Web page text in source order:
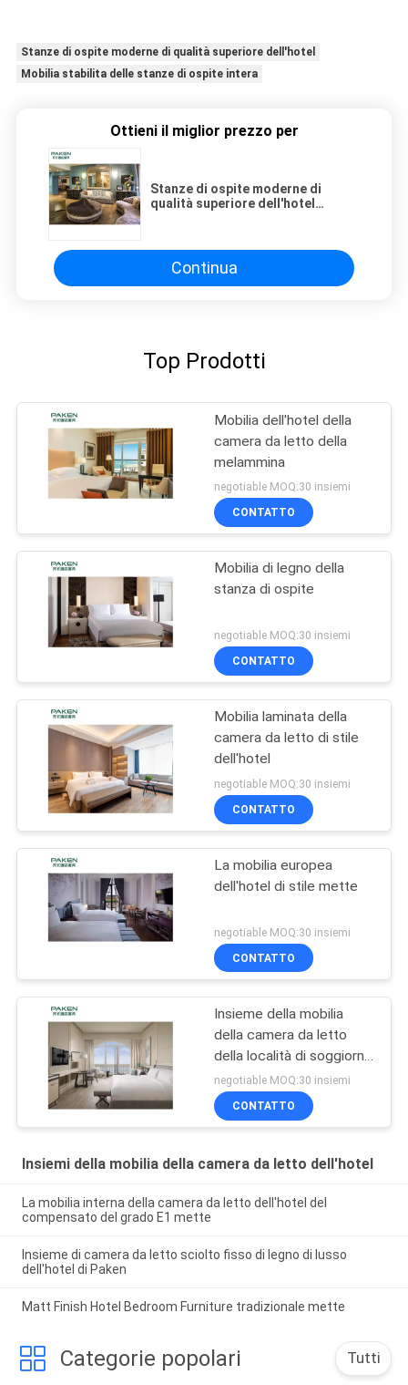
Stanze di ospite moderne di qualità superiore dell'hotel
Mobilia stabilita delle stanze di ospite intera
Ottieni il miglior prezzo per
Stanze di ospite moderne di
qualità superiore dell'hotel
Continua
Top Prodotti
Mobilia dell'hotel della
camera da letto della
melammina
negotiable MOQ:30 insiemi
CONTATTO
Mobilia di legno della
stanza di ospite
negotiable MOQ:30 insiemi
CONTATTO
Mobilia laminata della
camera da letto di stile
dell'hotel
negotiable MOQ:30 insiemi
CONTATTO
La mobilia europea
dell'hotel di stile mette
negotiable MOQ:30 insiemi
CONTATTO
Insieme della mobilia
della camera da letto
della località di soggiorno
della copertura del
compensato
negotiable MOQ:30 insiemi
CONTATTO
Insiemi della mobilia della camera da letto dell'hotel
La mobilia interna della camera da letto dell'hotel del
compensato del grado E1 mette
Insieme di camera da letto sciolto fisso di legno di lusso
dell'hotel di Paken
Matt Finish Hotel Bedroom Furniture tradizionale mette
Categorie popolari Tutti